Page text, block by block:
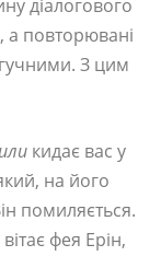
діалогового
а повторювані
гучними. З цим
кидає вас у
на його
помиляється.
фея Ерін,